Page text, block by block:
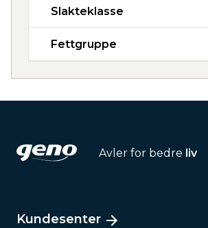
Slakteklasse
Fettgruppe
Avler for bedre liv
Kundesenter